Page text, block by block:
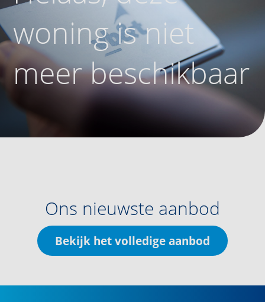
woning is niet
meer beschikbaar
Ons nieuwste aanbod
Bekijk het volledige aanbod